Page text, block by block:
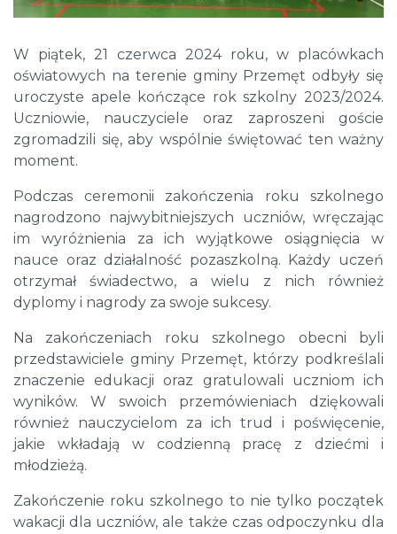
W piątek, 21 czerwca 2024 roku, w placówkach
oświatowych na terenie gminy Przemęt odbyły się
uroczyste apele kończące rok szkolny 2023/2024.
Uczniowie, nauczyciele oraz zaproszeni goście
zgromadzili się, aby wspólnie świętować ten ważny
moment.
Podczas ceremonii zakończenia roku szkolnego
nagrodzono najwybitniejszych uczniów, wręczając
im wyróżnienia za ich wyjątkowe osiągnięcia w
nauce oraz działalność pozaszkolną. Każdy uczeń
otrzymał świadectwo, a wielu z nich również
dyplomy i nagrody za swoje sukcesy.
Na zakończeniach roku szkolnego obecni byli
przedstawiciele gminy Przemęt, którzy podkreślali
znaczenie edukacji oraz gratulowali uczniom ich
wyników. W swoich przemówieniach dziękowali
również nauczycielom za ich trud i poświęcenie,
jakie wkładają w codzienną pracę z dziećmi i
młodzieżą.
Zakończenie roku szkolnego to nie tylko początek
wakacji dla uczniów, ale także czas odpoczynku dla